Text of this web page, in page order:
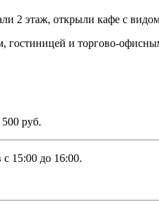
2 этаж, открыли кафе с
гостиницей и торгово-
руб.
с 15:00 до 16:00.